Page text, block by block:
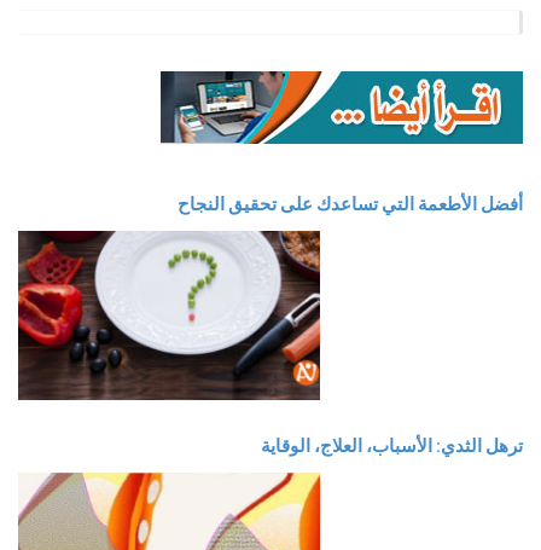
أفضل الأطعمة التي تساعدك على تحقيق النجاح
ترهل الثدي: الأسباب، العلاج، الوقاية